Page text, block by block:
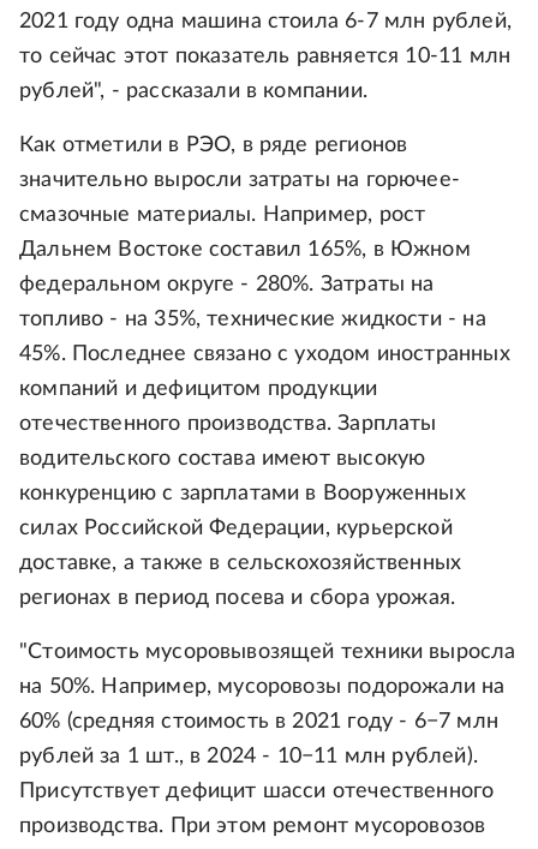
2021 году одна машина стоила 6-7 млн рублей,
то сейчас этот показатель равняется 10-11 млн
рублей", - рассказали в компании.
Как отметили в РЭО, в ряде регионов
значительно выросли затраты на горючее-
смазочные материалы. Например, рост
Дальнем Востоке составил 165%, в Южном
федеральном округе - 280%. Затраты на
топливо - на 35%, технические жидкости - на
45%. Последнее связано с уходом иностранных
компаний и дефицитом продукции
отечественного производства. Зарплаты
водительского состава имеют высокую
конкуренцию с зарплатами в Вооруженных
силах Российской Федерации, курьерской
доставке, а также в сельскохозяйственных
регионах в период посева и сбора урожая.
"Стоимость мусоровывозящей техники выросла
на 50%. Например, мусоровозы подорожали на
60% (средняя стоимость в 2021 году - 6−7 млн
рублей за 1 шт., в 2024 - 10−11 млн рублей).
Присутствует дефицит шасси отечественного
производства. При этом ремонт мусоровозов